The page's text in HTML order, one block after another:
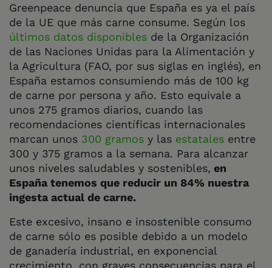
Greenpeace denuncia que España es ya el país
de la UE que más carne consume. Según los
últimos datos disponibles de la Organización
de las Naciones Unidas para la Alimentación y
la Agricultura (FAO, por sus siglas en inglés), en
España estamos consumiendo más de 100 kg
de carne por persona y año. Esto equivale a
unos 275 gramos diarios, cuando las
recomendaciones científicas internacionales
marcan unos 300 gramos y las estatales entre
300 y 375 gramos a la semana. Para alcanzar
unos niveles saludables y sostenibles, en
España tenemos que reducir un 84% nuestra
ingesta actual de carne.
Este excesivo, insano e insostenible consumo
de carne sólo es posible debido a un modelo
de ganadería industrial, en exponencial
crecimiento, con graves consecuencias para el